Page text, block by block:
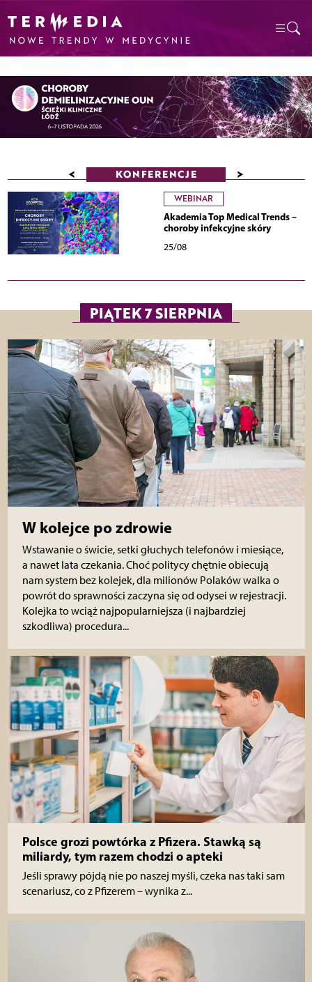
< KONFERENCJE >
WEBINAR
Akademia Top Medical Trends –
choroby infekcyjne skóry
25/08
PIĄTEK 7 SIERPNIA
W kolejce po zdrowie
Wstawanie o świcie, setki głuchych telefonów i miesiące,
a nawet lata czekania. Choć politycy chętnie obiecują
nam system bez kolejek, dla milionów Polaków walka o
powrót do sprawności zaczyna się od odysei w rejestracji.
Kolejka to wciąż najpopularniejsza (i najbardziej
szkodliwa) procedura...
Polsce grozi powtórka z Pfizera. Stawką są
miliardy, tym razem chodzi o apteki
Jeśli sprawy pójdą nie po naszej myśli, czeka nas taki sam
scenariusz, co z Pfizerem – wynika z...